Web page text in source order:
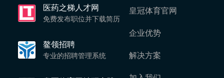
医药之梯人才网
免费发布职位并下载简历
鳌领招聘
专业的招聘管理系统
皇冠体育官网
企业优势
解决方案